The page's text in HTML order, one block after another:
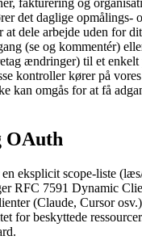
fakturering og
det daglige opmålings-
at dele arbejde uden for
(se og kommentér)
ændringer) til et
kontroller kører på vores
kan omgås for at få
OAuth
eksplicit scope-liste
RFC 7591 Dynamic
(Claude, Cursor
for beskyttede